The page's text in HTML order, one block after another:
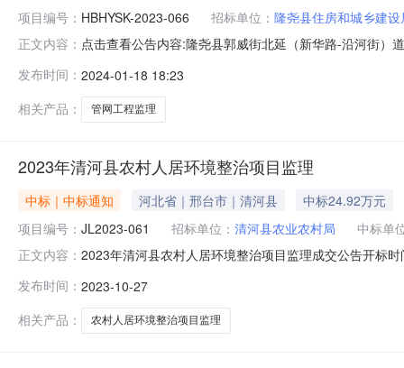
项目编号： HBHYSK-2023-066 招标单位： 隆尧县住房和城乡建设
正文内容： 点击查看公告内容:隆尧县郭威街北延（新华路-沿河街）
街）道路管网工程监理招标项目编号：HBHYSK-2023-
隆尧县郭威街
发布时间： 2024-01-18 18:23
相关产品：
管网工程监理
2023年清河县农村人居环境整治项目监理
中标｜中标通知 河北省｜邢台市｜清河县
中标24.92万元
项目编号： JL2023-061 招标单位： 清河县农业农村局
中标单
正文内容： 2023年清河县农村人居环境整治项目监理成交公告开标
发区皓顺府招标代理机构联系方式：张国辉0319-
发布时间： 2023-10-27
相关产品：
农村人居环境整治项目监理